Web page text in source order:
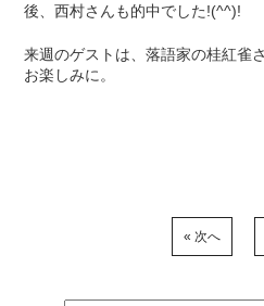
後、西村さんも的中でした!(^^)!
来週のゲストは、落語家の桂紅雀
お楽しみに。
« 次へ